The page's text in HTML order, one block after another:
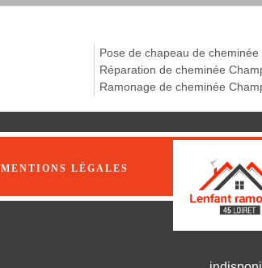
Pose de chapeau de
Réparation de cheminée
Ramonage de cheminée
MENTIONS LÉGALES